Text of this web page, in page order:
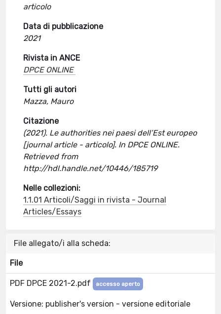
articolo
Data di pubblicazione
2021
Rivista in ANCE
DPCE ONLINE
Tutti gli autori
Mazza, Mauro
Citazione
(2021). Le authorities nei paesi dell’Est europeo
[journal article - articolo]. In DPCE ONLINE.
Retrieved from
http://hdl.handle.net/10446/185719
Nelle collezioni:
1.1.01 Articoli/Saggi in rivista - Journal
Articles/Essays
File allegato/i alla scheda:
File
PDF DPCE 2021-2.pdf accesso aperto
Versione: publisher's version - versione editoriale